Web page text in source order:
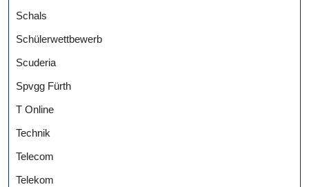
Schals
Schülerwettbewerb
Scuderia
Spvgg Fürth
T Online
Technik
Telecom
Telekom